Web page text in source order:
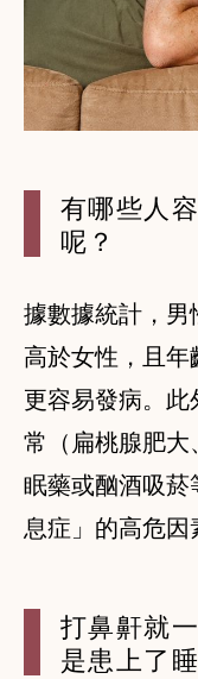
有哪些人
呢？
據數據統計，
高於女性，且
更容易發病。
常（扁桃腺肥
眠藥或酗酒吸
息症」的高危因
打鼻鼾就
是患上了